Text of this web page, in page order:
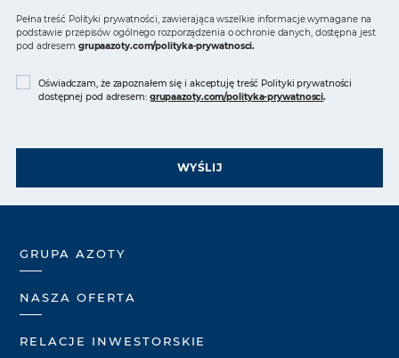
Pełna treść Polityki prywatności, zawierająca wszelkie informacje wymagane na
podstawie przepisów ogólnego rozporządzenia o ochronie danych, dostępna jest
pod adresem grupaazoty.com/polityka-prywatnosci.
Oświadczam, że zapoznałem się i akceptuję treść Polityki prywatności
dostępnej pod adresem: grupaazoty.com/polityka-prywatnosci.
WYŚLIJ
GRUPA AZOTY
NASZA OFERTA
RELACJE INWESTORSKIE